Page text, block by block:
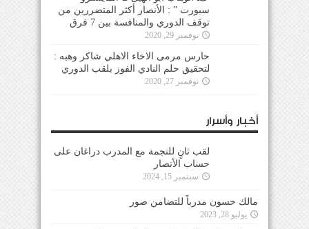
سبورت ” : الأنصار أكثر المتضررين من
توقف الدوري والمنافسة بين 7 فرق
نوفمبر 29, 2020
حارس مرمى الاخاء الاهلي شاكر وهبه :
لتحقيق حلم النادي الفوز بلقب الدوري
نوفمبر 27, 2020
أخبار وأسرار
لقب ثانٍ للنجمة مع المدرب دراغان على
حساب الأنصار
سبتمبر 15, 2024
مالك حسون مدرباً للتضامن صور
يوليو 28, 2023